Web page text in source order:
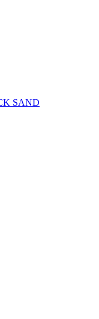
SAND